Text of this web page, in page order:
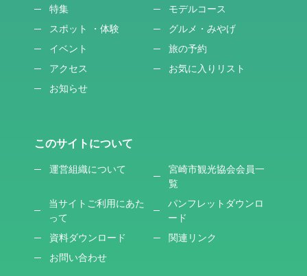
特集
モデルコース
スポット ・体験
グルメ・みやげ
イベント
旅の予約
アクセス
お気に入りリスト
お知らせ
このサイトについて
運営組織について
宮崎市観光協会会員一
覧
当サイトご利用にあた
って
パンフレットダウンロ
ード
資料ダウンロード
関連リンク
お問い合わせ